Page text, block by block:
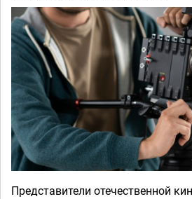
Представители отечественной